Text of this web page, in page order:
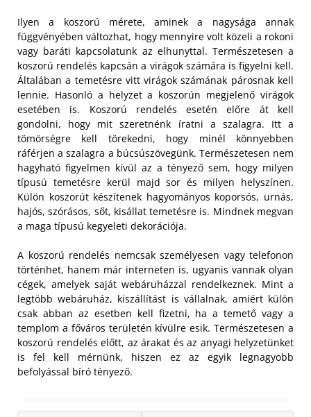
Ilyen a koszorú mérete, aminek a nagysága annak
függvényében változhat, hogy mennyire volt közeli a rokoni
vagy baráti kapcsolatunk az elhunyttal. Természetesen a
koszorú rendelés kapcsán a virágok számára is figyelni kell.
Általában a temetésre vitt virágok számának párosnak kell
lennie. Hasonló a helyzet a koszorún megjelenő virágok
esetében is. Koszorú rendelés esetén előre át kell
gondolni, hogy mit szeretnénk íratni a szalagra. Itt a
tömörségre kell törekedni, hogy minél könnyebben
ráférjen a szalagra a búcsúszövegünk. Természetesen nem
hagyható figyelmen kívül az a tényező sem, hogy milyen
típusú temetésre kerül majd sor és milyen helyszínen.
Külön koszorút készítenek hagyományos koporsós, urnás,
hajós, szórásos, sőt, kisállat temetésre is. Mindnek megvan
a maga típusú kegyeleti dekorációja.
A koszorú rendelés nemcsak személyesen vagy telefonon
történhet, hanem már interneten is, ugyanis vannak olyan
cégek, amelyek saját webáruházzal rendelkeznek. Mint a
legtöbb webáruház, kiszállítást is vállalnak, amiért külön
csak abban az esetben kell fizetni, ha a temető vagy a
templom a főváros területén kívülre esik. Természetesen a
koszorú rendelés előtt, az árakat és az anyagi helyzetünket
is fel kell mérnünk, hiszen ez az egyik legnagyobb
befolyással bíró tényező.